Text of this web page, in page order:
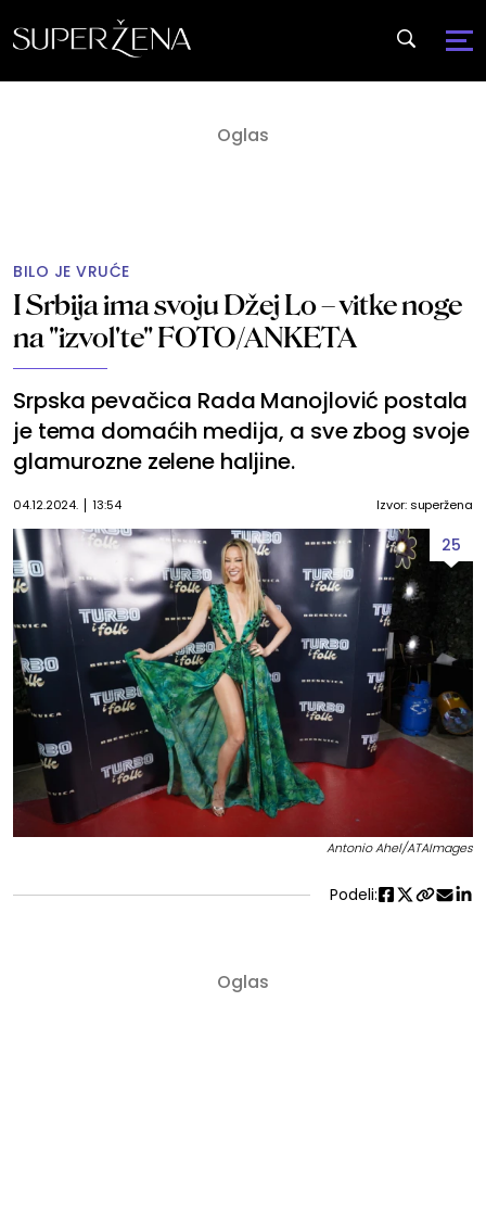
BILO JE VRUĆE
I Srbija ima svoju Džej Lo – vitke noge
na "izvol'te" FOTO/ANKETA
Srpska pevačica Rada Manojlović postala
je tema domaćih medija, a sve zbog svoje
glamurozne zelene haljine.
04.12.2024. 13:54 Izvor: superžena
25
Antonio Ahel/ATAImages
Podeli: